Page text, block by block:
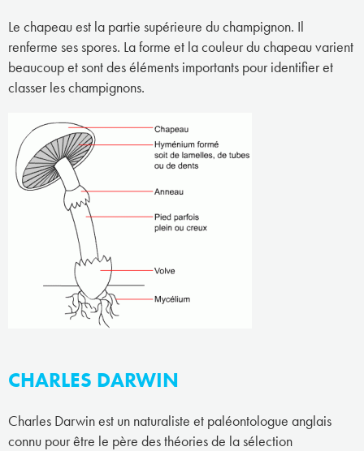
Le chapeau est la partie supérieure du champignon. Il
renferme ses spores. La forme et la couleur du chapeau varient
beaucoup et sont des éléments importants pour identifier et
classer les champignons.
CHARLES DARWIN
Charles Darwin est un naturaliste et paléontologue anglais
connu pour être le père des théories de la sélection